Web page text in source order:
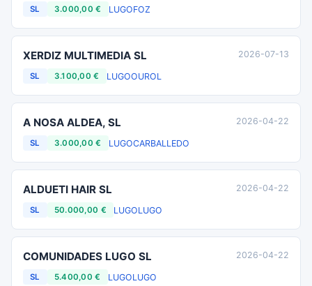
SL 3.000,00 € LUGOFOZ
XERDIZ MULTIMEDIA SL
SL 3.100,00 € LUGOOUROL
2026-07-13
A NOSA ALDEA, SL
SL 3.000,00 € LUGOCARBALLEDO
2026-04-22
ALDUETI HAIR SL
SL 50.000,00 € LUGOLUGO
2026-04-22
COMUNIDADES LUGO SL
SL 5.400,00 € LUGOLUGO
2026-04-22